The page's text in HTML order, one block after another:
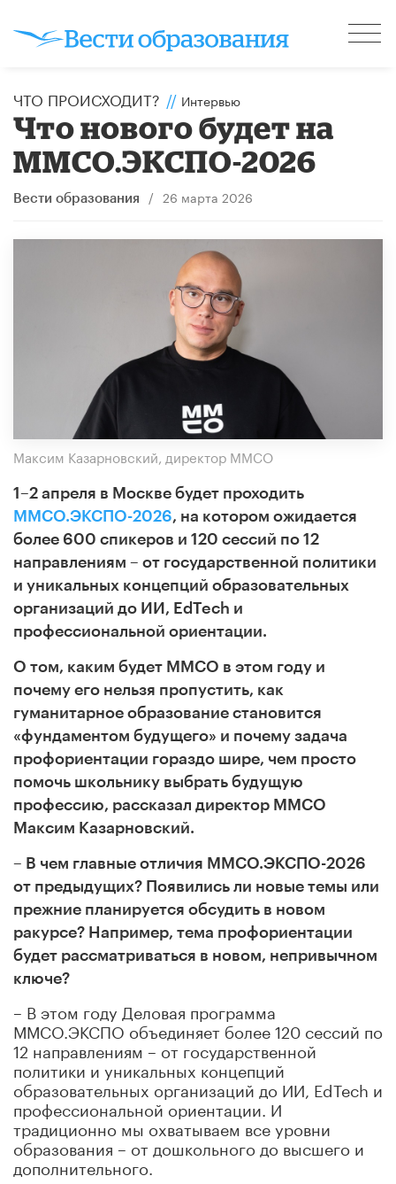
ЧТО ПРОИСХОДИТ? // Интервью
Что нового будет на
ММСО.ЭКСПО-2026
Вести образования / 26 марта 2026
Максим Казарновский, директор ММСО
1 –2 апреля в Москве будет проходить
ММСО.ЭКСПО-2026, на котором ожидается
более 600 спикеров и 120 сессий по 12
направлениям – от государственной политики
и уникальных концепций образовательных
организаций до ИИ, EdTech и
профессиональной ориентации.
О том, каким будет ММСО в этом году и
почему его нельзя пропустить, как
гуманитарное образование становится
«фундаментом будущего» и почему задача
профориентации гораздо шире, чем просто
помочь школьнику выбрать будущую
профессию, рассказал директор ММСО
Максим Казарновский.
– В чем главные отличия ММСО.ЭКСПО-2026
от предыдущих? Появились ли новые темы или
прежние планируется обсудить в новом
ракурсе? Например, тема профориентации
будет рассматриваться в новом, непривычном
ключе?
– В этом году Деловая программа
ММСО.ЭКСПО объединяет более 120 сессий по
12 направлениям – от государственной
политики и уникальных концепций
образовательных организаций до ИИ, EdTech и
профессиональной ориентации. И
традиционно мы охватываем все уровни
образования – от дошкольного до высшего и
дополнительного.